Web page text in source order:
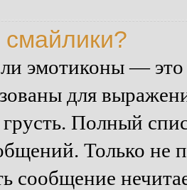
смайлики?
эмотиконы — это
для
грусть. Полный
Только не
сообщение